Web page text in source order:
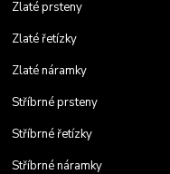
Zlaté prsteny
Zlaté řetízky
Zlaté náramky
Stříbrné prsteny
Stříbrné řetízky
Stříbrné náramky